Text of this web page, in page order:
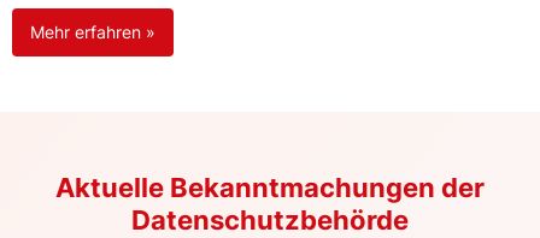
Mehr erfahren »
Aktuelle Bekanntmachungen der
Datenschutzbehörde